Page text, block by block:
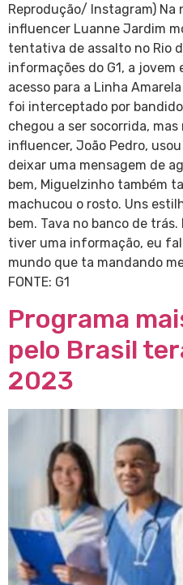
Reprodução/ Instagram) Na
influencer Luanne Jardim
tentativa de assalto no Rio
informações do G1, a jovem
acesso para a Linha
foi interceptado por
chegou a ser socorrida,
influencer, João Pedro,
deixar uma mensagem de
bem, Miguelzinho também
machucou o rosto. Uns
bem. Tava no banco de trás.
tiver uma informação, eu
mundo que ta mandando
FONTE: G1
Programa
pelo Brasil
2023